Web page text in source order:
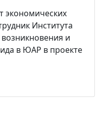
экономических
Института
и
в ЮАР в проекте